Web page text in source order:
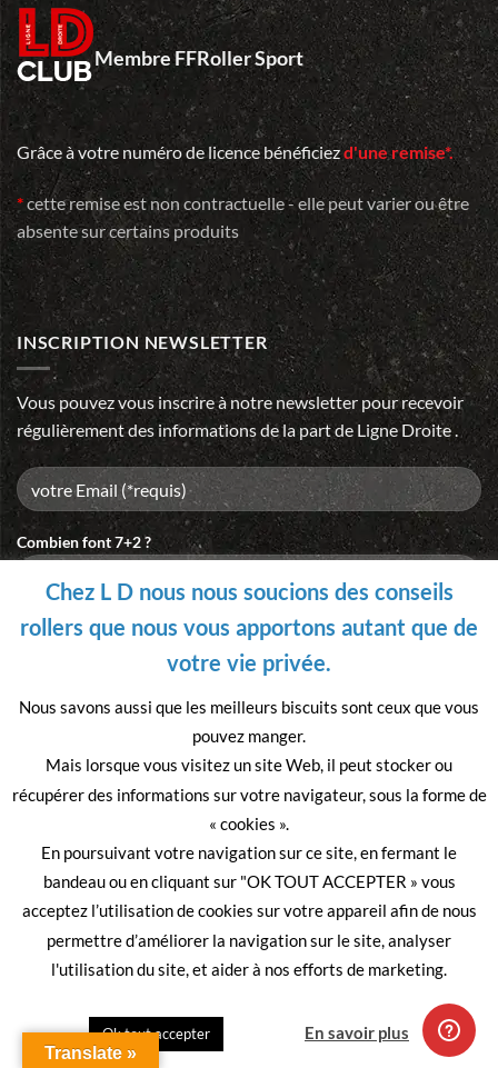
Membre FFRoller Sport
Grâce à votre numéro de licence bénéficiezd'une remise*.
*cette remise est non contractuelle - elle peut varier ou être
absente sur certains produits
INSCRIPTION NEWSLETTER
Vous pouvez vous inscrire à notre newsletter pour recevoir
régulièrement des informations de la part de Ligne Droite .
Combien font 7+2 ?
Please
field
Visa
PayPal MasterCard
MENTIONS LÉGALES
Copyright 2026 ©LIGNE DROITE
Site Imaginé parDigital Story.fr
Chez L D nous nous soucions des conseils
rollers que nous vous apportons autant que de
votre vie privée.
Nous savons aussi que les meilleurs biscuits sont ceux que vous
pouvez manger.
Mais lorsque vous visitez un site Web, il peut stocker ou
récupérer des informations sur votre navigateur, sous la forme de
« cookies ».
En poursuivant votre navigation sur ce site, en fermant le
bandeau ou en cliquant sur "OK TOUT ACCEPTER » vous
acceptez l’utilisation de cookies sur votre appareil afin de nous
permettre d’améliorer la navigation sur le site, analyser
l'utilisation du site, et aider à nos efforts de marketing.
Ok tout accepter En savoir plus
Translate »